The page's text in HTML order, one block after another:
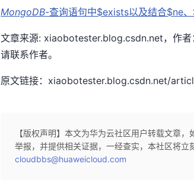
MongoDB-查询语句中$exists以及结合$ne
文章来源: xiaobotester.blog.csdn.net，作者
请联系作者。
原文链接：xiaobotester.blog.csdn.net/
【版权声明】本文为华为云社区用户转载文章
举报，并提供相关证据，一经查实，本社区将立
cloudbbs@huaweicloud.com